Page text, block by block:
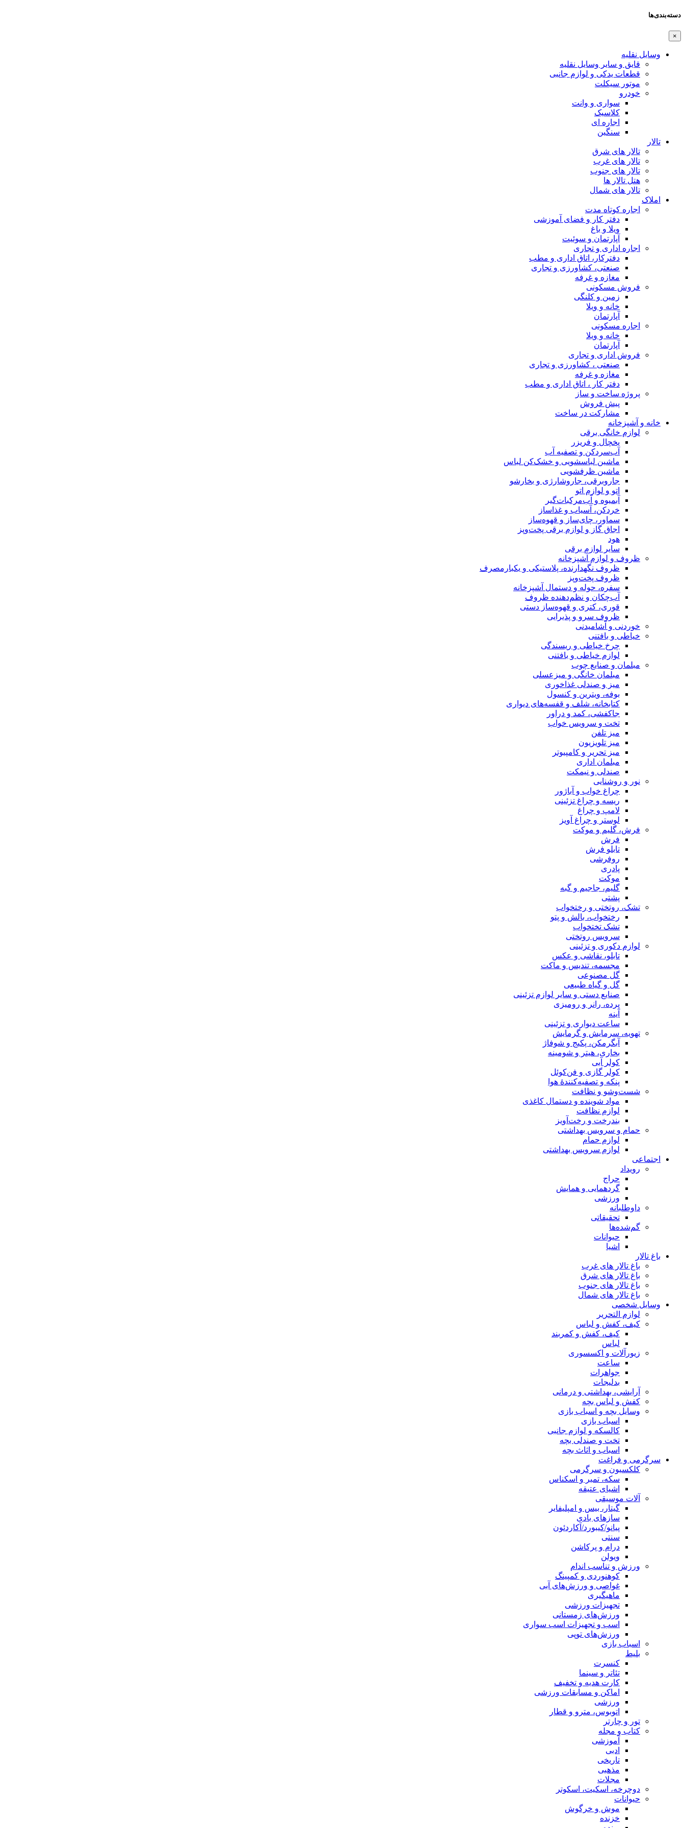
دسته‌بندی‌ها
×
وسایل نقلیه
قایق و سایر وسایل نقلیه
قطعات یدکی و لوازم جانبی
موتور سیکلت
خودرو
سواری و وانت
کلاسیک
اجاره ای
سنگین
تالار
تالار های شرق
تالار های غرب
تالار های جنوب
هتل تالار ها
تالار های شمال
املاک
اجاره کوتاه مدت
دفتر کار و فضای آموزشی
ویلا و باغ
آپارتمان و سوئیت
اجاره اداری و تجاری
دفترکار، اتاق اداری و مطب
صنعتی، کشاورزی و تجاری
مغازه و غرفه
فروش مسکونی
زمین و کلنگی
خانه و ویلا
آپارتمان
اجاره مسکونی
خانه و ویلا
آپارتمان
فروش اداری و تجاری
صنعتی ، کشاورزی و تجاری
مغازه و غرفه
دفتر کار ، اتاق اداری و مطب
پروژه ساخت و ساز
پیش فروش
مشارکت در ساخت
خانه و آشپزخانه
لوازم خانگی برقی
یخچال و فریزر
آب‌سردکن و تصفیه آب
ماشین لباسشویی و خشک‌کن لباس
ماشین ظرفشویی
جاروبرقی، جاروشارژی و بخارشو
اتو و لوازم اتو
آبمیوه و آب‌مرکبات‌گیر
خردکن، آسیاب و غذاساز
سماور، چای‌ساز و قهوه‌ساز
اجاق گاز و لوازم برقی پخت‌وپز
هود
سایر لوازم برقی
ظروف و لوازم آشپزخانه
ظروف نگهدارنده، پلاستیکی و یکبارمصرف
ظروف پخت‌وپز
سفره، حوله و دستمال آشپزخانه
آب‌چکان و نظم‌دهنده ظروف
قوری، کتری و قهوه‌ساز دستی
ظروف سرو و پذیرایی
خوردنی و آشامیدنی
خیاطی و بافتنی
چرخ خیاطی و ریسندگی
لوازم خیاطی و بافتنی
مبلمان و صنایع چوب
مبلمان خانگی و میزعسلی
میز و صندلی غذاخوری
بوفه، ویترین و کنسول
کتابخانه، شلف و قفسه‌های دیواری
جاکفشی، کمد و دراور
تخت و سرویس خواب
میز تلفن
میز تلویزیون
میز تحریر و کامپیوتر
مبلمان اداری
صندلی و نیمکت
نور و روشنایی
چراغ خواب و آباژور
ریسه و چراغ تزئینی
لامپ و چراغ
لوستر و چراغ آویز
فرش، گلیم و موکت
فرش
تابلو فرش
روفرشی
پادری
موکت
گلیم، جاجیم و گبه
پشتی
تشک، روتختی و رختخواب
رختخواب، بالش و پتو
تشک تختخواب
سرویس روتختی
لوازم دکوری و تزئینی
تابلو، نقاشی و عکس
مجسمه، تندیس و ماکت
گل مصنوعی
گل و گیاه طبیعی
صنایع دستی و سایر لوازم تزئینی
پرده، رانر و رومیزی
آینه
ساعت دیواری و تزئینی
تهویه، سرمایش و گرمایش
آبگرمکن، پکیج و شوفاژ
بخاری، هیتر و شومینه
کولر آبی
کولر گازی و فن‌کوئل
پنکه و تصفیه‌کنندهٔ هوا
شست‌وشو و نظافت
مواد شوینده و دستمال کاغذی
لوازم نظافت
بندرخت و رخت‌آویز
حمام و سرویس بهداشتی
لوازم حمام
لوازم سرویس بهداشتی
اجتماعی
رویداد
حراج
گردهمایی و همایش
ورزشی
داوطلبانه
تحقیقاتی
گم‌شده‌ها
حیوانات
اشیا
باغ تالار
باغ تالار های غرب
باغ تالار های شرق
باغ تالار های جنوب
باغ تالار های شمال
وسایل شخصی
لوازم التحریر
کیف، کفش و لباس
کیف، کفش و کمربند
لباس
زیورآلات و اکسسوری
ساعت
جواهرات
بدلیجات
آرایشی، بهداشتی و درمانی
کفش و لباس بچه
وسایل بچه و اسباب بازی
اسباب بازی
کالسکه و لوازم جانبی
تخت و صندلی بچه
اسباب و اثاث بچه
سرگرمی و فراغت
کلکسیون و سرگرمی
سکه، تمبر و اسکناس
اشیای عتیقه
آلات موسیقی
گیتار، بیس و امپلیفایر
سازهای بادی
پیانو/کیبورد/آکاردئون
سنتی
درام و پرکاشن
ویولن
ورزش و تناسب اندام
کوهنوردی و کمپینگ
غواصی و ورزش‌های آبی
ماهیگیری
تجهیزات ورزشی
ورزش‌های زمستانی
اسب و تجهیزات اسب سواری
ورزش‌های توپی
اسباب‌ بازی
بلیط
کنسرت
تئاتر و سینما
کارت هدیه و تخفیف
اماکن و مسابقات ورزشی
ورزشی
اتوبوس، مترو و قطار
تور و چارتر
کتاب و مجله
آموزشی
ادبی
تاریخی
مذهبی
مجلات
دوچرخه، اسکیت، اسکوتر
حیوانات
موش و خرگوش
خزنده